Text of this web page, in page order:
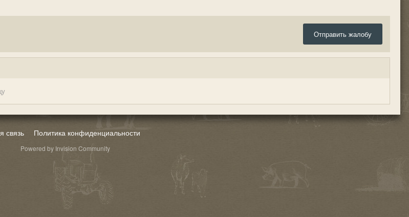
Отправить жалобу
связь Политика конфиденциальности
Powered by Invision Community